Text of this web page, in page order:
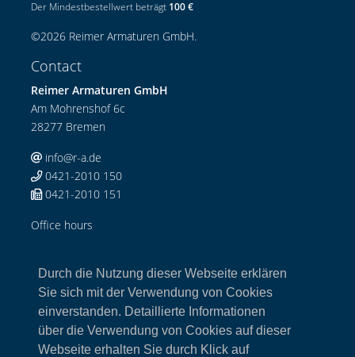
Durch die Nutzung dieser Webseite erklären
Sie sich mit der Verwendung von Cookies
einverstanden. Detaillierte Informationen
über die Verwendung von Cookies auf dieser
Webseite erhalten Sie durch Klick auf
Der Mindestbestellwert beträgt 100 €
©2026 Reimer Armaturen GmbH.
Contact
Reimer Armaturen GmbH
Am Mohrenshof 6c
28277 Bremen
info@r-a.de
0421-2010 150
0421-2010 151
Office hours
Links
Home
Armaturen
Kontakt